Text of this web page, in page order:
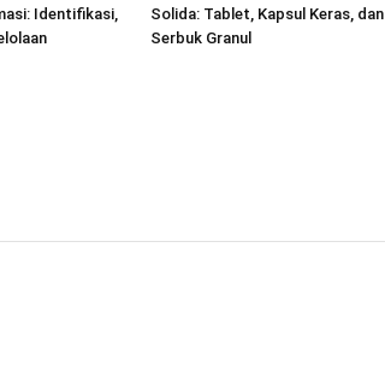
Identifikasi,
Solida: Tablet, Kapsul Keras, dan
Serbuk Granul